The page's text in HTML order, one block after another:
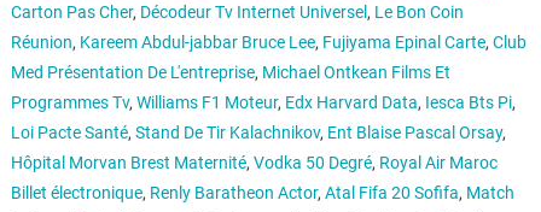
Carton Pas Cher, Décodeur Tv Internet Universel , Le Bon Coin
Réunion, Kareem Abdul-jabbar Bruce Lee, Fujiyama Epinal Carte, Club
Med Présentation De L'entreprise, Michael Ontkean Films Et
Programmes Tv, Williams F1 Moteur, Edx Harvard Data, Iesca Bts Pi,
Loi Pacte Santé, Stand De Tir Kalachnikov, Ent Blaise Pascal Orsay,
Hôpital Morvan Brest Maternité, Vodka 50 Degré, Royal Air Maroc
Billet électronique, Renly Baratheon Actor, Atal Fifa 20 Sofifa, Match